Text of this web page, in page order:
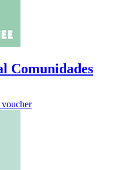
Comunidades